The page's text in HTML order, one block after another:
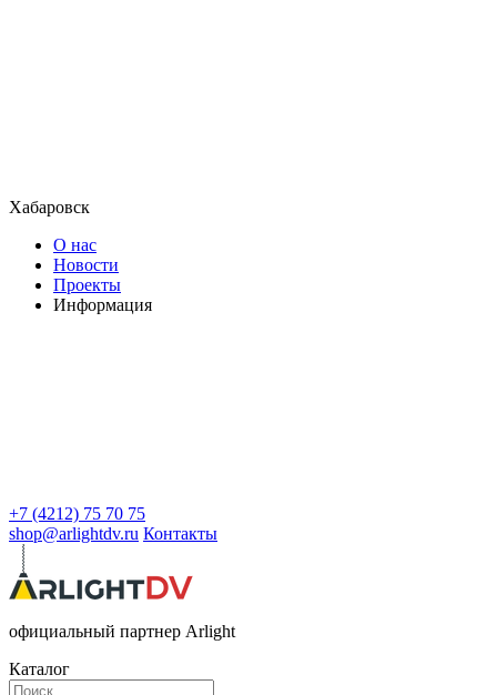
Хабаровск
О нас
Новости
Проекты
Информация
+7 (4212) 75 70 75
shop@arlightdv.ru Контакты
официальный партнер Arlight
Каталог